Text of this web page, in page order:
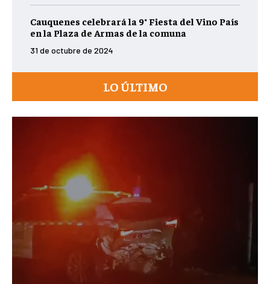
Cauquenes celebrará la 9° Fiesta del Vino País
en la Plaza de Armas de la comuna
31 de octubre de 2024
LO ÚLTIMO